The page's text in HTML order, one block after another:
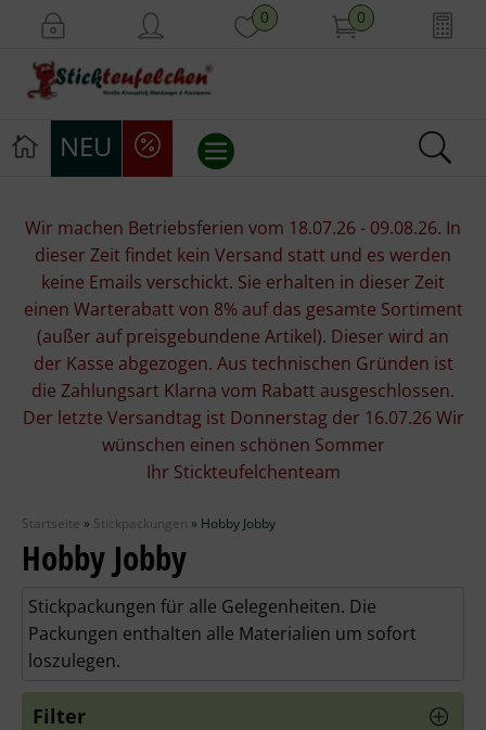
0 0
NEU
Stickpackungen
Stickgarne
Stoffe
Mill Hill Beads
Wolle
Stricknadeln
Knüpfpackungen
Ausverkauf
Wir machen Betriebsferien vom 18.07.26 - 09.08.26. In
dieser Zeit findet kein Versand statt und es werden
keine Emails verschickt. Sie erhalten in dieser Zeit
einen Warterabatt von 8% auf das gesamte Sortiment
(außer auf preisgebundene Artikel). Dieser wird an
der Kasse abgezogen. Aus technischen Gründen ist
die Zahlungsart Klarna vom Rabatt ausgeschlossen.
Der letzte Versandtag ist Donnerstag der 16.07.26 Wir
wünschen einen schönen Sommer
Ihr Stickteufelchenteam
Startseite » Stickpackungen » Hobby Jobby
Hobby Jobby
Stickpackungen für alle Gelegenheiten. Die
Packungen enthalten alle Materialien um sofort
loszulegen.
Filter